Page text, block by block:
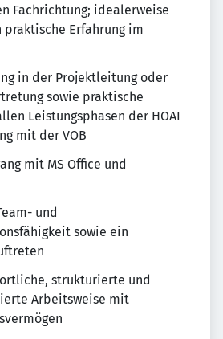
Fachrichtung; idealerweise
praktische Erfahrung im
in der Projektleitung oder
sowie praktische
Leistungsphasen der HOAI
mit der VOB
mit MS Office und
und
sowie ein
strukturierte und
Arbeitsweise mit